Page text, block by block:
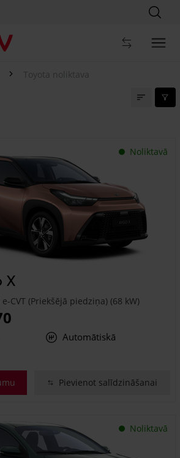
Toyota noliktava
Noliktavā
X
CVT (Priekšējā piedziņa) (68 kW)
Automātiskā
Pievienot salīdzināšanai
Noliktavā